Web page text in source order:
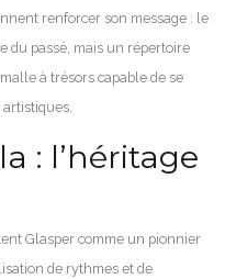
renforcer son message : le
du passé, mais un répertoire
à trésors capable de se
: l’héritage
Glasper comme un pionnier
de rythmes et de